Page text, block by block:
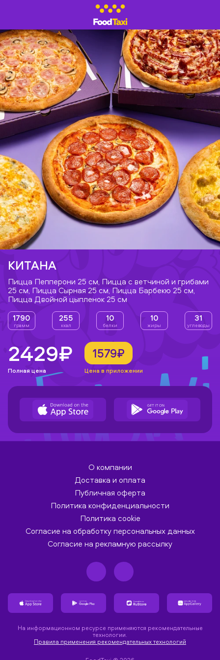
КИТАНА
Пицца Пепперони 25 см, Пицца с ветчиной и грибами
25 см, Пицца Сырная 25 см, Пицца Барбекю 25 см,
Пицца Двойной цыпленок 25 см
1790
грамм
255
ккал
10
белки
10
жиры
31
углеводы
2429₽
Полная цена
1579₽
Цена в приложении
О компании
Доставка и оплата
Публичная оферта
Политика конфиденциальности
Политика cookie
Согласие на обработку персональных данных
Согласие на рекламную рассылку
На информационном ресурсе применяются рекомендательные
технологии.
Правила применения рекомендательных технологий